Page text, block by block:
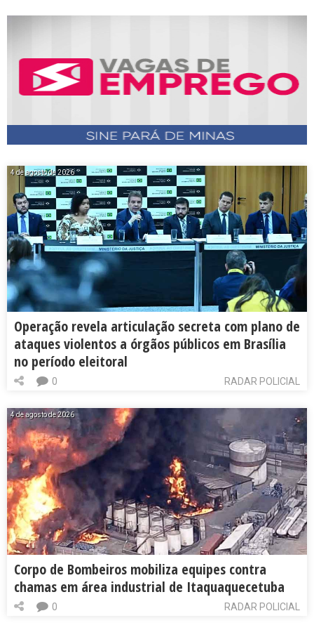
4 de agosto de 2026
Operação revela articulação secreta com plano de
ataques violentos a órgãos públicos em Brasília
no período eleitoral
RADAR POLICIAL
0
4 de agosto de 2026
Corpo de Bombeiros mobiliza equipes contra
chamas em área industrial de Itaquaquecetuba
RADAR POLICIAL
0